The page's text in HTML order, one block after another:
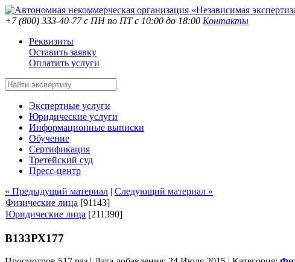
+7 (800) 333-40-77с ПН по ПТ с 10:00 до 18:00 Контакты
Реквизиты
Оставить заявку
Оплатить услуги
Экспертные услуги
Юридические услуги
Информационные выписки
Обучение
Сертификация
Третейский суд
Пресс-центр
« Предыдущий материал | Следующий материал »
Физические лица [91143]
Юридические лица [211390]
В133РХ177